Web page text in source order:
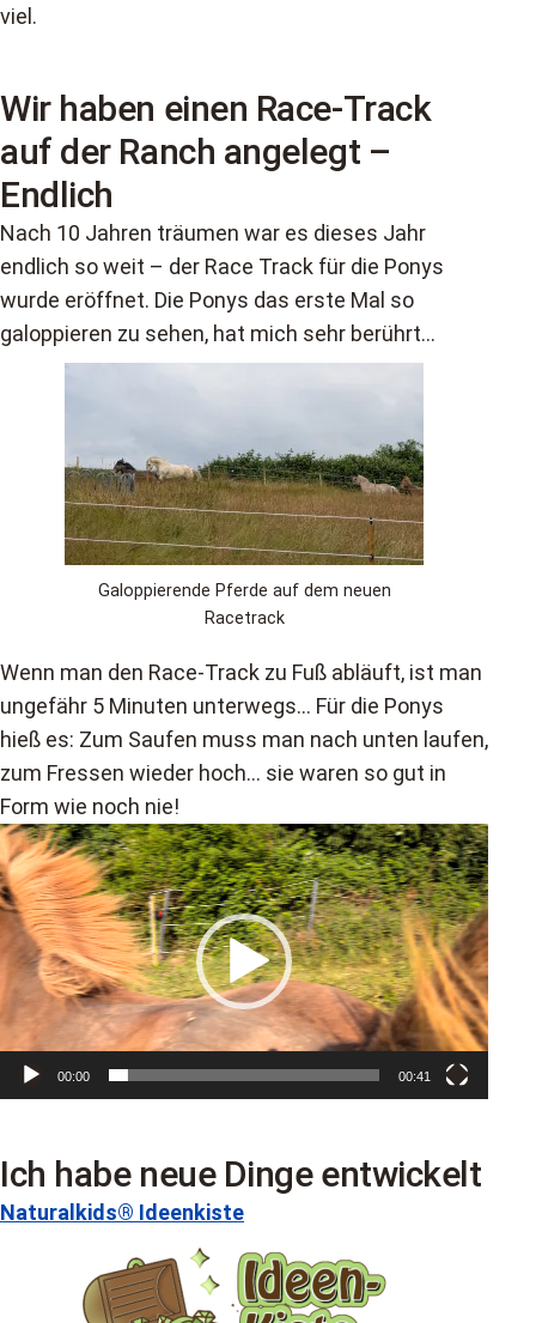
viel.
Wir haben einen Race-Track
auf der Ranch angelegt –
Endlich
Nach 10 Jahren träumen war es dieses Jahr
endlich so weit – der Race Track für die Ponys
wurde eröffnet. Die Ponys das erste Mal so
galoppieren zu sehen, hat mich sehr berührt…
Galoppierende Pferde auf dem neuen
Racetrack
Wenn man den Race-Track zu Fuß abläuft, ist man
ungefähr 5 Minuten unterwegs… Für die Ponys
hieß es: Zum Saufen muss man nach unten laufen,
zum Fressen wieder hoch… sie waren so gut in
Form wie noch nie!
Video-
Player
00:00 00:41
Ich habe neue Dinge entwickelt
Naturalkids® Ideenkiste